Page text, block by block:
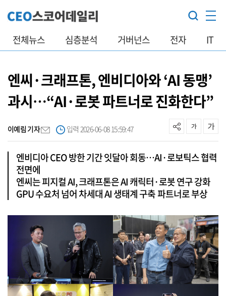
전체뉴스 심층분석 거버넌스 전자 IT
엔씨·크래프톤, 엔비디아와 ‘AI 동맹’
과시…“AI·로봇 파트너로 진화한다”
이예림 기자 입력 2026-06-08 15:59:47
엔비디아 CEO 방한 기간 잇달아 회동…AI·로보틱스 협력
전면에
엔씨는 피지컬 AI, 크래프톤은 AI 캐릭터·로봇 연구 강화
GPU 수요처 넘어 차세대 AI 생태계 구축 파트너로 부상